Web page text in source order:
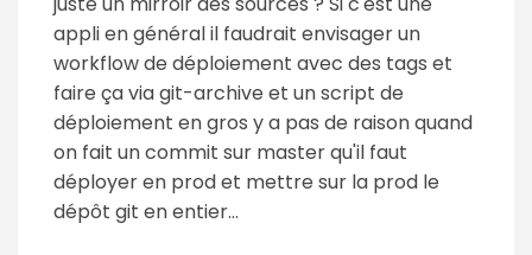
appli en général il faudrait envisager un
workflow de déploiement avec des tags et
faire ça via git-archive et un script de
déploiement en gros y a pas de raison quand
on fait un commit sur master qu'il faut
déployer en prod et mettre sur la prod le
dépôt git en entier...